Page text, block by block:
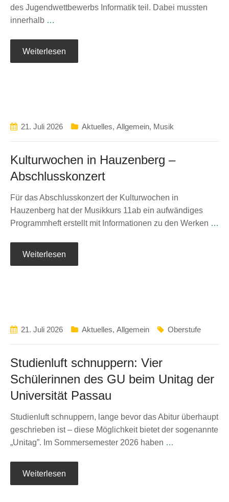
des Jugendwettbewerbs Informatik teil. Dabei mussten
innerhalb …
Weiterlesen
21. Juli 2026 Aktuelles, Allgemein, Musik
Kulturwochen in Hauzenberg –
Abschlusskonzert
Für das Abschlusskonzert der Kulturwochen in
Hauzenberg hat der Musikkurs 11ab ein aufwändiges
Programmheft erstellt mit Informationen zu den Werken …
Weiterlesen
21. Juli 2026 Aktuelles, Allgemein Oberstufe
Studienluft schnuppern: Vier
Schülerinnen des GU beim Unitag der
Universität Passau
Studienluft schnuppern, lange bevor das Abitur überhaupt
geschrieben ist – diese Möglichkeit bietet der sogenannte
„Unitag”. Im Sommersemester 2026 haben …
Weiterlesen